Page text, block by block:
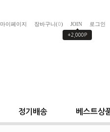
로그인
JOIN
+2,000P
장바구니(0)
마이페이지
정기배송 베스트상